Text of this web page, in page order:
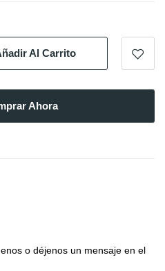
Al Carrito
Ahora
o déjenos un mensaje en el